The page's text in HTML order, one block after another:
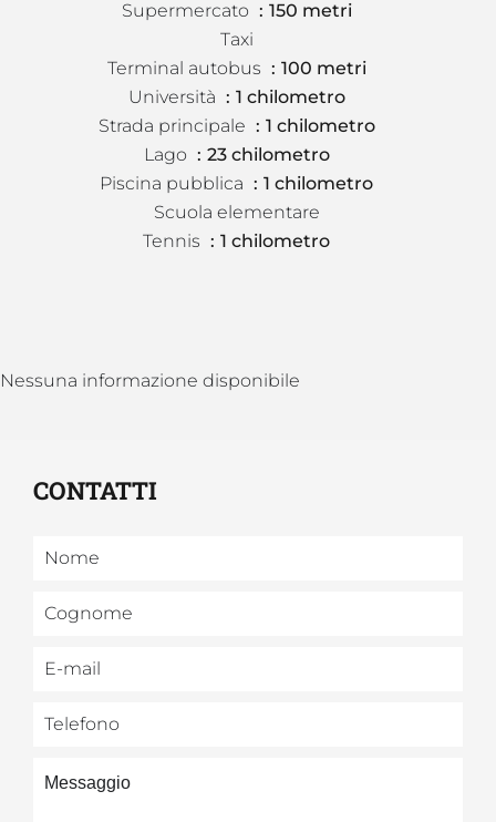
Supermercato
150 metri
Taxi
Terminal autobus
100 metri
Università
1 chilometro
Strada principale
1 chilometro
Lago
23 chilometro
Piscina pubblica
1 chilometro
Scuola elementare
Tennis
1 chilometro
Nessuna informazione disponibile
CONTATTI